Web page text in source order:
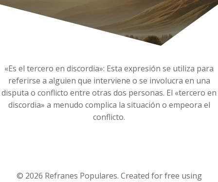
«Es el tercero en discordia»: Esta expresión se utiliza para
referirse a alguien que interviene o se involucra en una
disputa o conflicto entre otras dos personas. El «tercero en
discordia» a menudo complica la situación o empeora el
conflicto.
© 2026 Refranes Populares. Created for free using